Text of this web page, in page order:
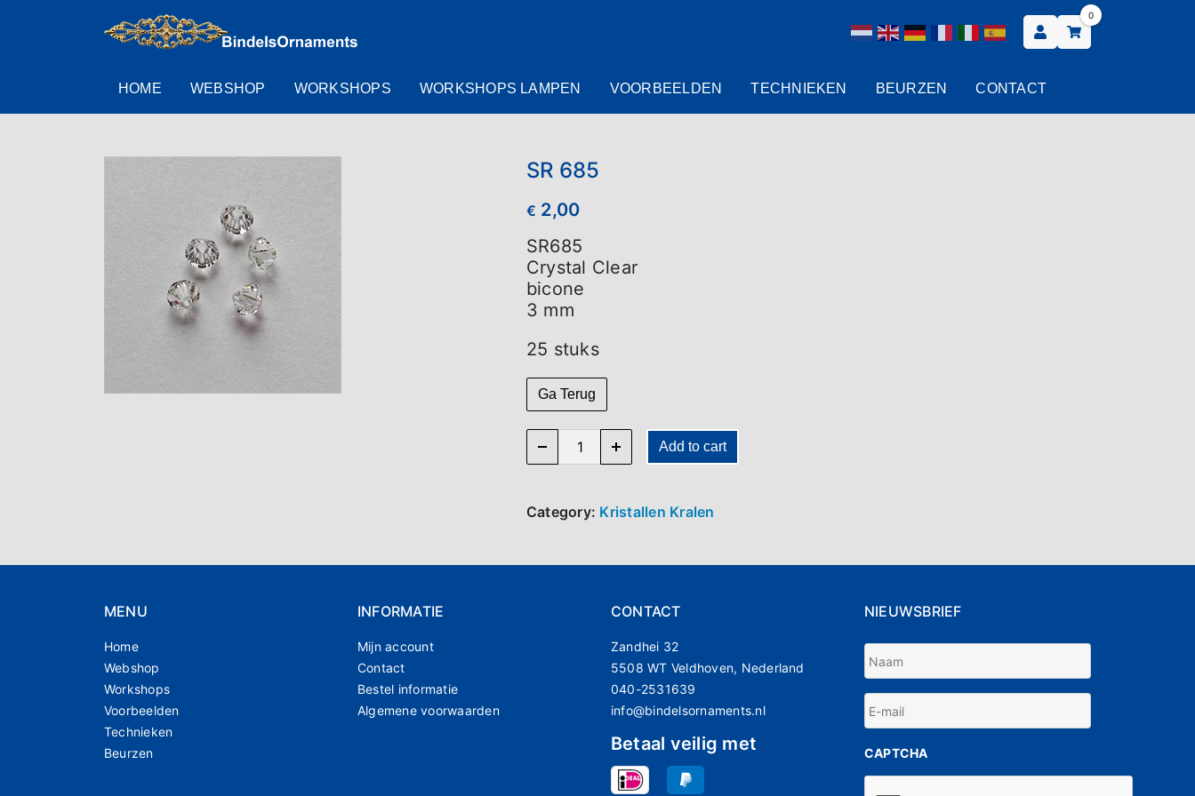
0
HOME WEBSHOP WORKSHOPS WORKSHOPS LAMPEN VOORBEELDEN TECHNIEKEN BEURZEN CONTACT
SR 685
€ 2,00
SR685
Crystal Clear
bicone
3 mm
25 stuks
Ga Terug
SR 685 quantity Add to cart
Category: Kristallen Kralen
MENU
Home
Webshop
Workshops
Voorbeelden
Technieken
Beurzen
INFORMATIE
Mijn account
Contact
Bestel informatie
Algemene voorwaarden
CONTACT
Zandhei 32
5508 WT Veldhoven, Nederland
040-2531639
info@bindelsornaments.nl
Betaal veilig met
NIEUWSBRIEF
Naam
E-
mail *
CAPTCHA